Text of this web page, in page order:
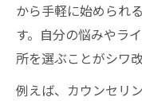
美容皮膚科選
失敗しない
び
台東区でシ
から手軽に始められ
す。自分の悩みやラ
所を選ぶことがシワ
例えば、カウンセリ